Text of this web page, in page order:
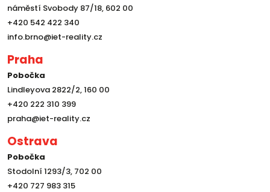
náměstí Svobody 87/18, 602 00
+420 542 422 340
info.brno@iet-reality.cz
Praha
Pobočka
Lindleyova 2822/2, 160 00
+420 222 310 399
praha@iet-reality.cz
Ostrava
Pobočka
Stodolní 1293/3, 702 00
+420 727 983 315